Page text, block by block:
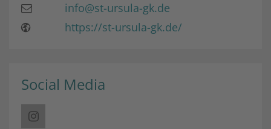
info@st-ursula-gk.de
https://st-ursula-gk.de/
Social Media